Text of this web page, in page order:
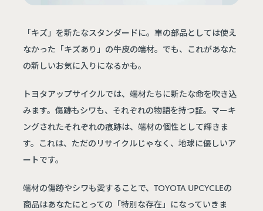
「キズ」を新たなスタンダードに。車の部品としては使え
なかった「キズあり」の牛皮の端材。でも、これがあなた
の新しいお気に入りになるかも。
トヨタアップサイクルでは、端材たちに新たな命を吹き込
みます。傷跡もシワも、それぞれの物語を持つ証。マーキ
ングされたそれぞれの痕跡は、端材の個性として輝きま
す。これは、ただのリサイクルじゃなく、地球に優しいア
ートです。
端材の傷跡やシワも愛することで、TOYOTA UPCYCLEの
商品はあなたにとっての「特別な存在」になっていきま